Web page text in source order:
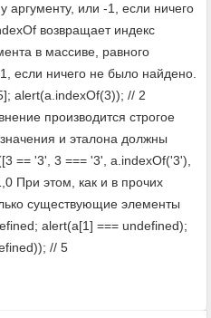
аргументу, или -1, если ничего
возвращает индекс
в массиве, равного
если ничего не было найдено.
alert(a.indexOf(3)); // 2
производится строгое
и эталона должны
== '3', 3 === '3', a.indexOf('3'),
При этом, как и в прочих
существующие элементы
alert(a[1] === undefined);
// 5